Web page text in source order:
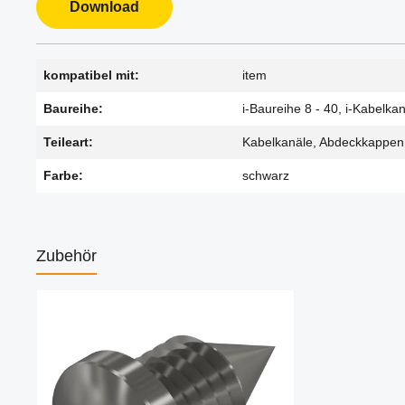
Download
kompatibel mit: item
Baureihe: i-Baureihe 8 - 40, i-
Teileart: Kabelkanäle, Abdeckkappen
Farbe: schwarz
Zubehör